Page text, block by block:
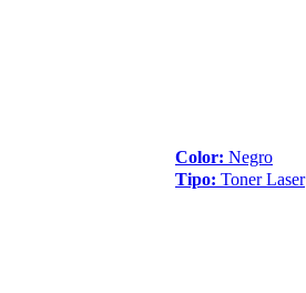
Color: Negro
Tipo: Toner Laser